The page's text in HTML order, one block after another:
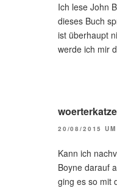
Ich lese John
dieses Buch
ist überhaupt
werde ich mir
woerterkatze
20/08/2015
Kann ich
Boyne darauf
ging es so mit